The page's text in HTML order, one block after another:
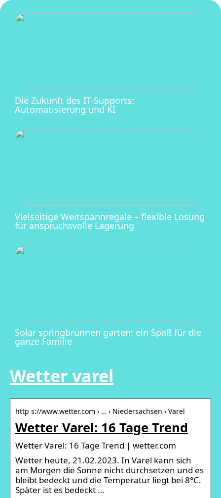
Die Zukunft des IT-Supports:
Automatisierung und KI
Vielseitige Weitspannregale – flexible Lösung
für anspruchsvolle Lagerung
Solar springbrunnen garten: ein Spaß für die
ganze Familie
Wetter varel
http s://www.wetter.com › … › Niedersachsen › Varel
Wetter Varel: 16 Tage Trend
Wetter Varel: 16 Tage Trend | wetter.com
Wetter heute, 21.02.2023. In Varel kann sich
am Morgen die Sonne nicht durchsetzen und es
bleibt bedeckt und die Temperatur liegt bei 8°C.
Später ist es bedeckt …